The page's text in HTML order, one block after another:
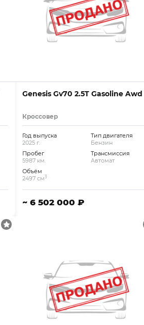
Genesis Gv70 2.5T Gasoline Awd
Кроссовер
Год выпуска
2025 г.
Пробег
5987 км.
Объём
2497 см3
Тип двигателя
Бензин
Трансмиссия
Автомат
~ 6 502 000 ₽